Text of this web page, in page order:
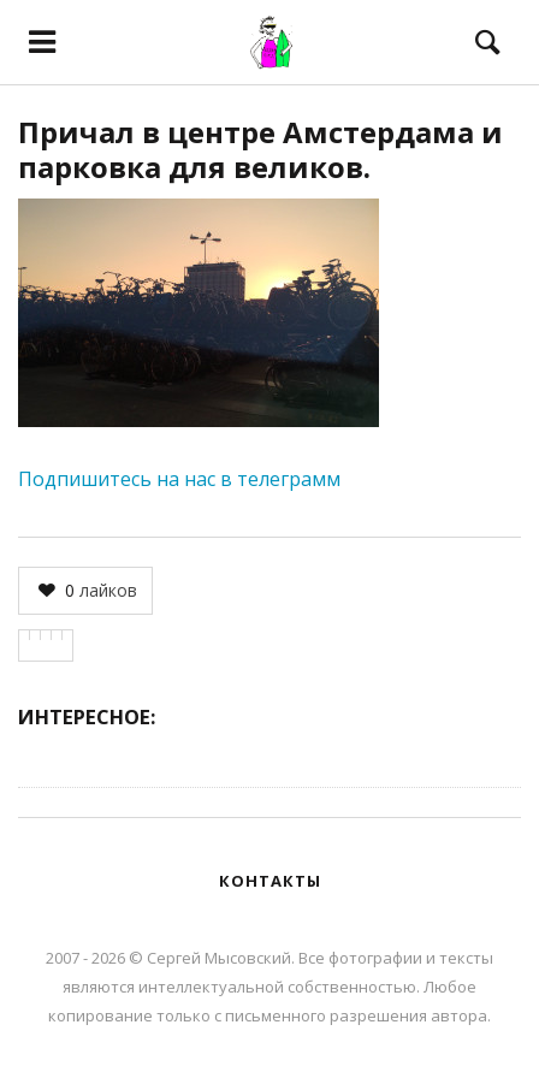
Причал в центре Амстердама и
парковка для великов.
Подпишитесь на нас в телеграмм
0 лайков
ИНТЕРЕСНОЕ:
КОНТАКТЫ
2007 - 2026 © Сергей Мысовский. Все фотографии и тексты
являются интеллектуальной собственностью. Любое
копирование только с письменного разрешения автора.